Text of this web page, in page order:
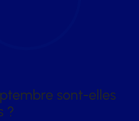
sont-elles
?